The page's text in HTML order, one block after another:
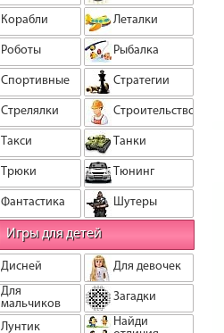
Корабли
Леталки
Роботы
Рыбалка
Спортивные
Стратегии
Стрелялки
Строительство
Такси
Танки
Трюки
Тюнинг
Фантастика
Шутеры
Игры для детей
Дисней
Для девочек
Для
мальчиков
Загадки
Лунтик
Найди